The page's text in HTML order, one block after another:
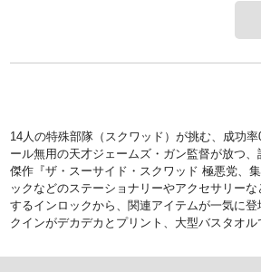
14人の特殊部隊（スクワッド）が挑む、成功
ール無用の天才ジェームズ・ガン監督が放つ
傑作『ザ・スーサイド・スクワッド 極悪党、
ックなどのステーショナリーやアクセサリー
するインロックから、関連アイテムが一気に登
クインがデカデカとプリント、大型バスタオル